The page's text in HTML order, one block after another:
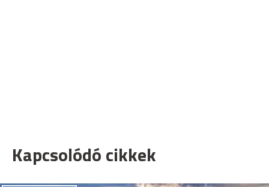
Kapcsolódó cikkek